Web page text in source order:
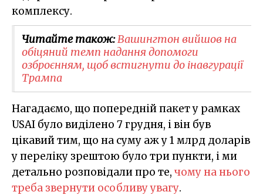
комплексу.
Читайте також:Вашингтон вийшов на
обіцяний темп надання допомоги
озброєнням, щоб встигнути до інавгурації
Трампа
Нагадаємо, що попередній пакет у рамках
USAI було виділено 7 грудня, і він був
цікавий тим, що на суму аж у 1 млрд доларів
у переліку зрештою було три пункти, і ми
детально розповідали про те, чому на нього
треба звернути особливу увагу.